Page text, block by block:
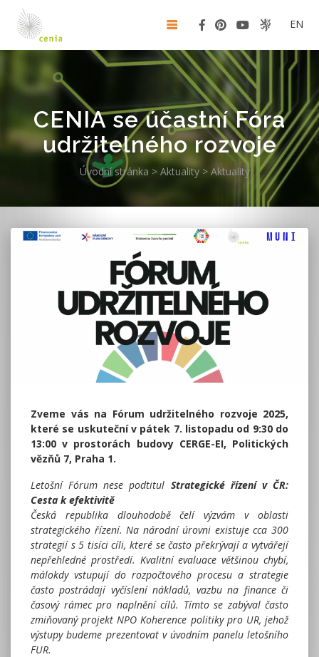
EN
CENIA se účastní Fóra
udržitelného rozvoje
Úvodní stránka > Aktuality> Aktuality
Zveme vás na Fórum udržitelného rozvoje 2025,
které se uskuteční v pátek 7. listopadu od 9:30 do
13:00 v prostorách budovy CERGE-EI, Politických
vězňů 7, Praha 1.
Letošní Fórum nese podtitul Strategické řízení v ČR:
Cesta k efektivitě
Česká republika dlouhodobě čelí výzvám v oblasti
strategického řízení. Na národní úrovni existuje cca 300
strategií s 5 tisíci cíli, které se často překrývají a vytvářejí
nepřehledné prostředí. Kvalitní evaluace většinou chybí,
málokdy vstupují do rozpočtového procesu a strategie
často postrádají vyčíslení nákladů, vazbu na finance či
časový rámec pro naplnění cílů. Tímto se zabýval často
zmiňovaný projekt NPO Koherence politiky pro UR, jehož
výstupy budeme prezentovat v úvodním panelu letošního
FUR.